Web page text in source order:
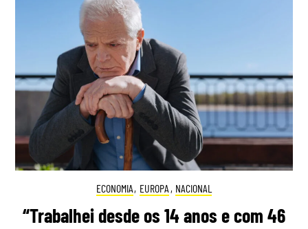
ECONOMIA, EUROPA , NACIONAL
“Trabalhei desde os 14 anos e com 46